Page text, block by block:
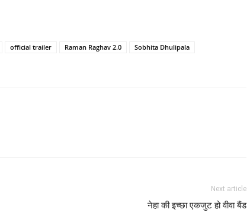
official trailer Raman Raghav 2.0
Sobhita Dhulipala
Next article
नेहा की इच्‍छा एकजुट हो वीवा बैंड